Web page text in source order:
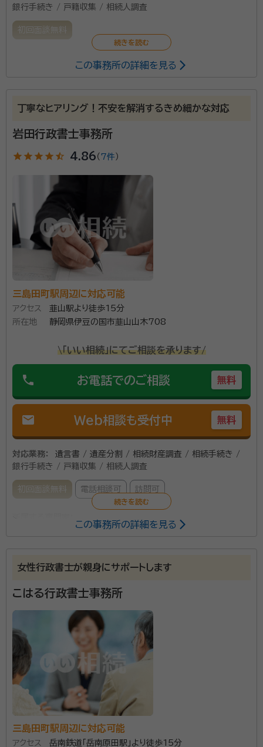
銀行手続き / 戸籍収集 / 相続人調査
初回面談無料
この事務所の詳細を見る
丁寧なヒアリング！不安を解消するきめ細かな対応
岩田行政書士事務所
star star star star star_half 4.86 （ 7件 ）
三島田町駅周辺に対応可能
アクセス
韮山駅より徒歩15分
所在地
静岡県伊豆の国市韮山山木708
\「いい相続」にてご相談を承ります/
phone お電話でのご相談 無料
mail Web相談も受付中 無料
対応業務：
遺言書 / 遺産分割 / 相続財産調査 / 相続手続き /
銀行手続き / 戸籍収集 / 相続人調査
初回面談無料 電話相談可 訪問可
事務所口コミ（抜粋）：
account_circle 満足度 5.0
ご利用時期：2025/6
電話が来て、自己紹介を聞きその後日程調整を話しました。当日自宅に来
て頂き、必要な手続きの説明を受け、大凡の金額を提示して頂けました。
それなりの金額がかかると思っていたので、概算が聞けて良かったです。
安心できました。
契約後の感想
支払先が2カ所に分かれていたので電話で質問をしましたが明確な回答
をいただけて良かったです。
ほどの場所。代表の岩田繋先生は、学習塾での個別指導
この事務所の詳細を見る
女性行政書士が親身にサポートします
こはる行政書士事務所
三島田町駅周辺に対応可能
アクセス 岳南鉄道「岳南原田駅」より徒歩15分